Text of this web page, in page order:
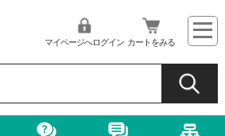
マイページへログイン カートをみる